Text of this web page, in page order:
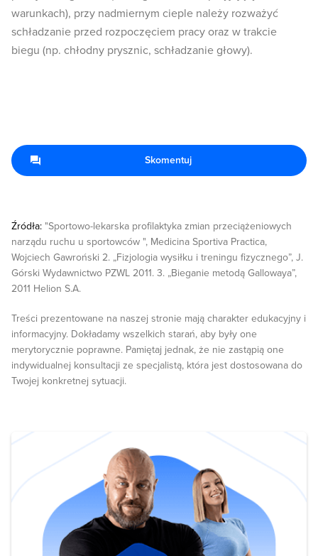
warunkach), przy nadmiernym cieple należy rozważyć
schładzanie przed rozpoczęciem pracy oraz w trakcie
biegu (np. chłodny prysznic, schładzanie głowy).
Źródła: "Sportowo-lekarska profilaktyka zmian przeciążeniowych
narządu ruchu u sportowców ", Medicina Sportiva Practica,
Wojciech Gawroński 2. „Fizjologia wysiłku i treningu fizycznego”, J.
Górski Wydawnictwo PZWL 2011. 3. „Bieganie metodą Gallowaya”,
2011 Helion S.A.
Treści prezentowane na naszej stronie mają charakter edukacyjny i
informacyjny. Dokładamy wszelkich starań, aby były one
merytorycznie poprawne. Pamiętaj jednak, że nie zastąpią one
indywidualnej konsultacji ze specjalistą, która jest dostosowana do
Twojej konkretnej sytuacji.
Skomentuj